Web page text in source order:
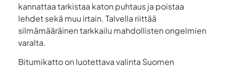
kannattaa tarkistaa katon puhtaus ja poistaa
lehdet sekä muu irtain. Talvella riittää
silmämääräinen tarkkailu mahdollisten ongelmien
varalta.
Bitumikatto on luotettava valinta Suomen